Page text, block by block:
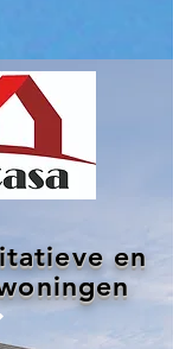
en